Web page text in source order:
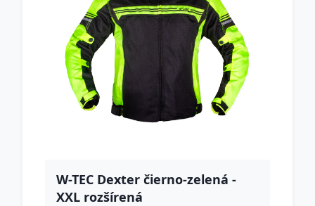
W-TEC Dexter čierno-zelená -
XXL rozšírená